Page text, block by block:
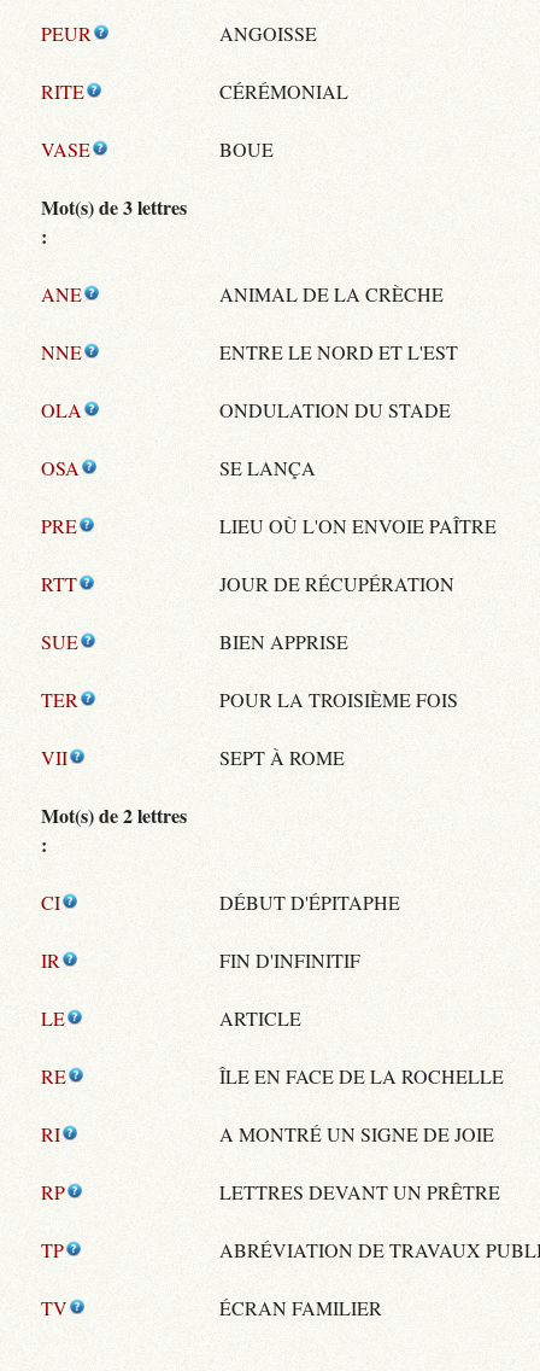
PEUR ANGOISSE
RITE CÉRÉMONIAL
VASE BOUE
Mot(s) de 3 lettres
:
ANE ANIMAL DE LA CRÈCHE
NNE ENTRE LE NORD ET L'EST
OLA ONDULATION DU STADE
OSA SE LANÇA
PRE LIEU OÙ L'ON ENVOIE PAÎTRE
RTT JOUR DE RÉCUPÉRATION
SUE BIEN APPRISE
TER POUR LA TROISIÈME FOIS
VII SEPT À ROME
Mot(s) de 2 lettres
:
CI DÉBUT D'ÉPITAPHE
IR FIN D'INFINITIF
LE ARTICLE
RE ÎLE EN FACE DE LA ROCHELLE
RI A MONTRÉ UN SIGNE DE JOIE
RP LETTRES DEVANT UN PRÊTRE
TP ABRÉVIATION DE TRAVAUX
TV ÉCRAN FAMILIER